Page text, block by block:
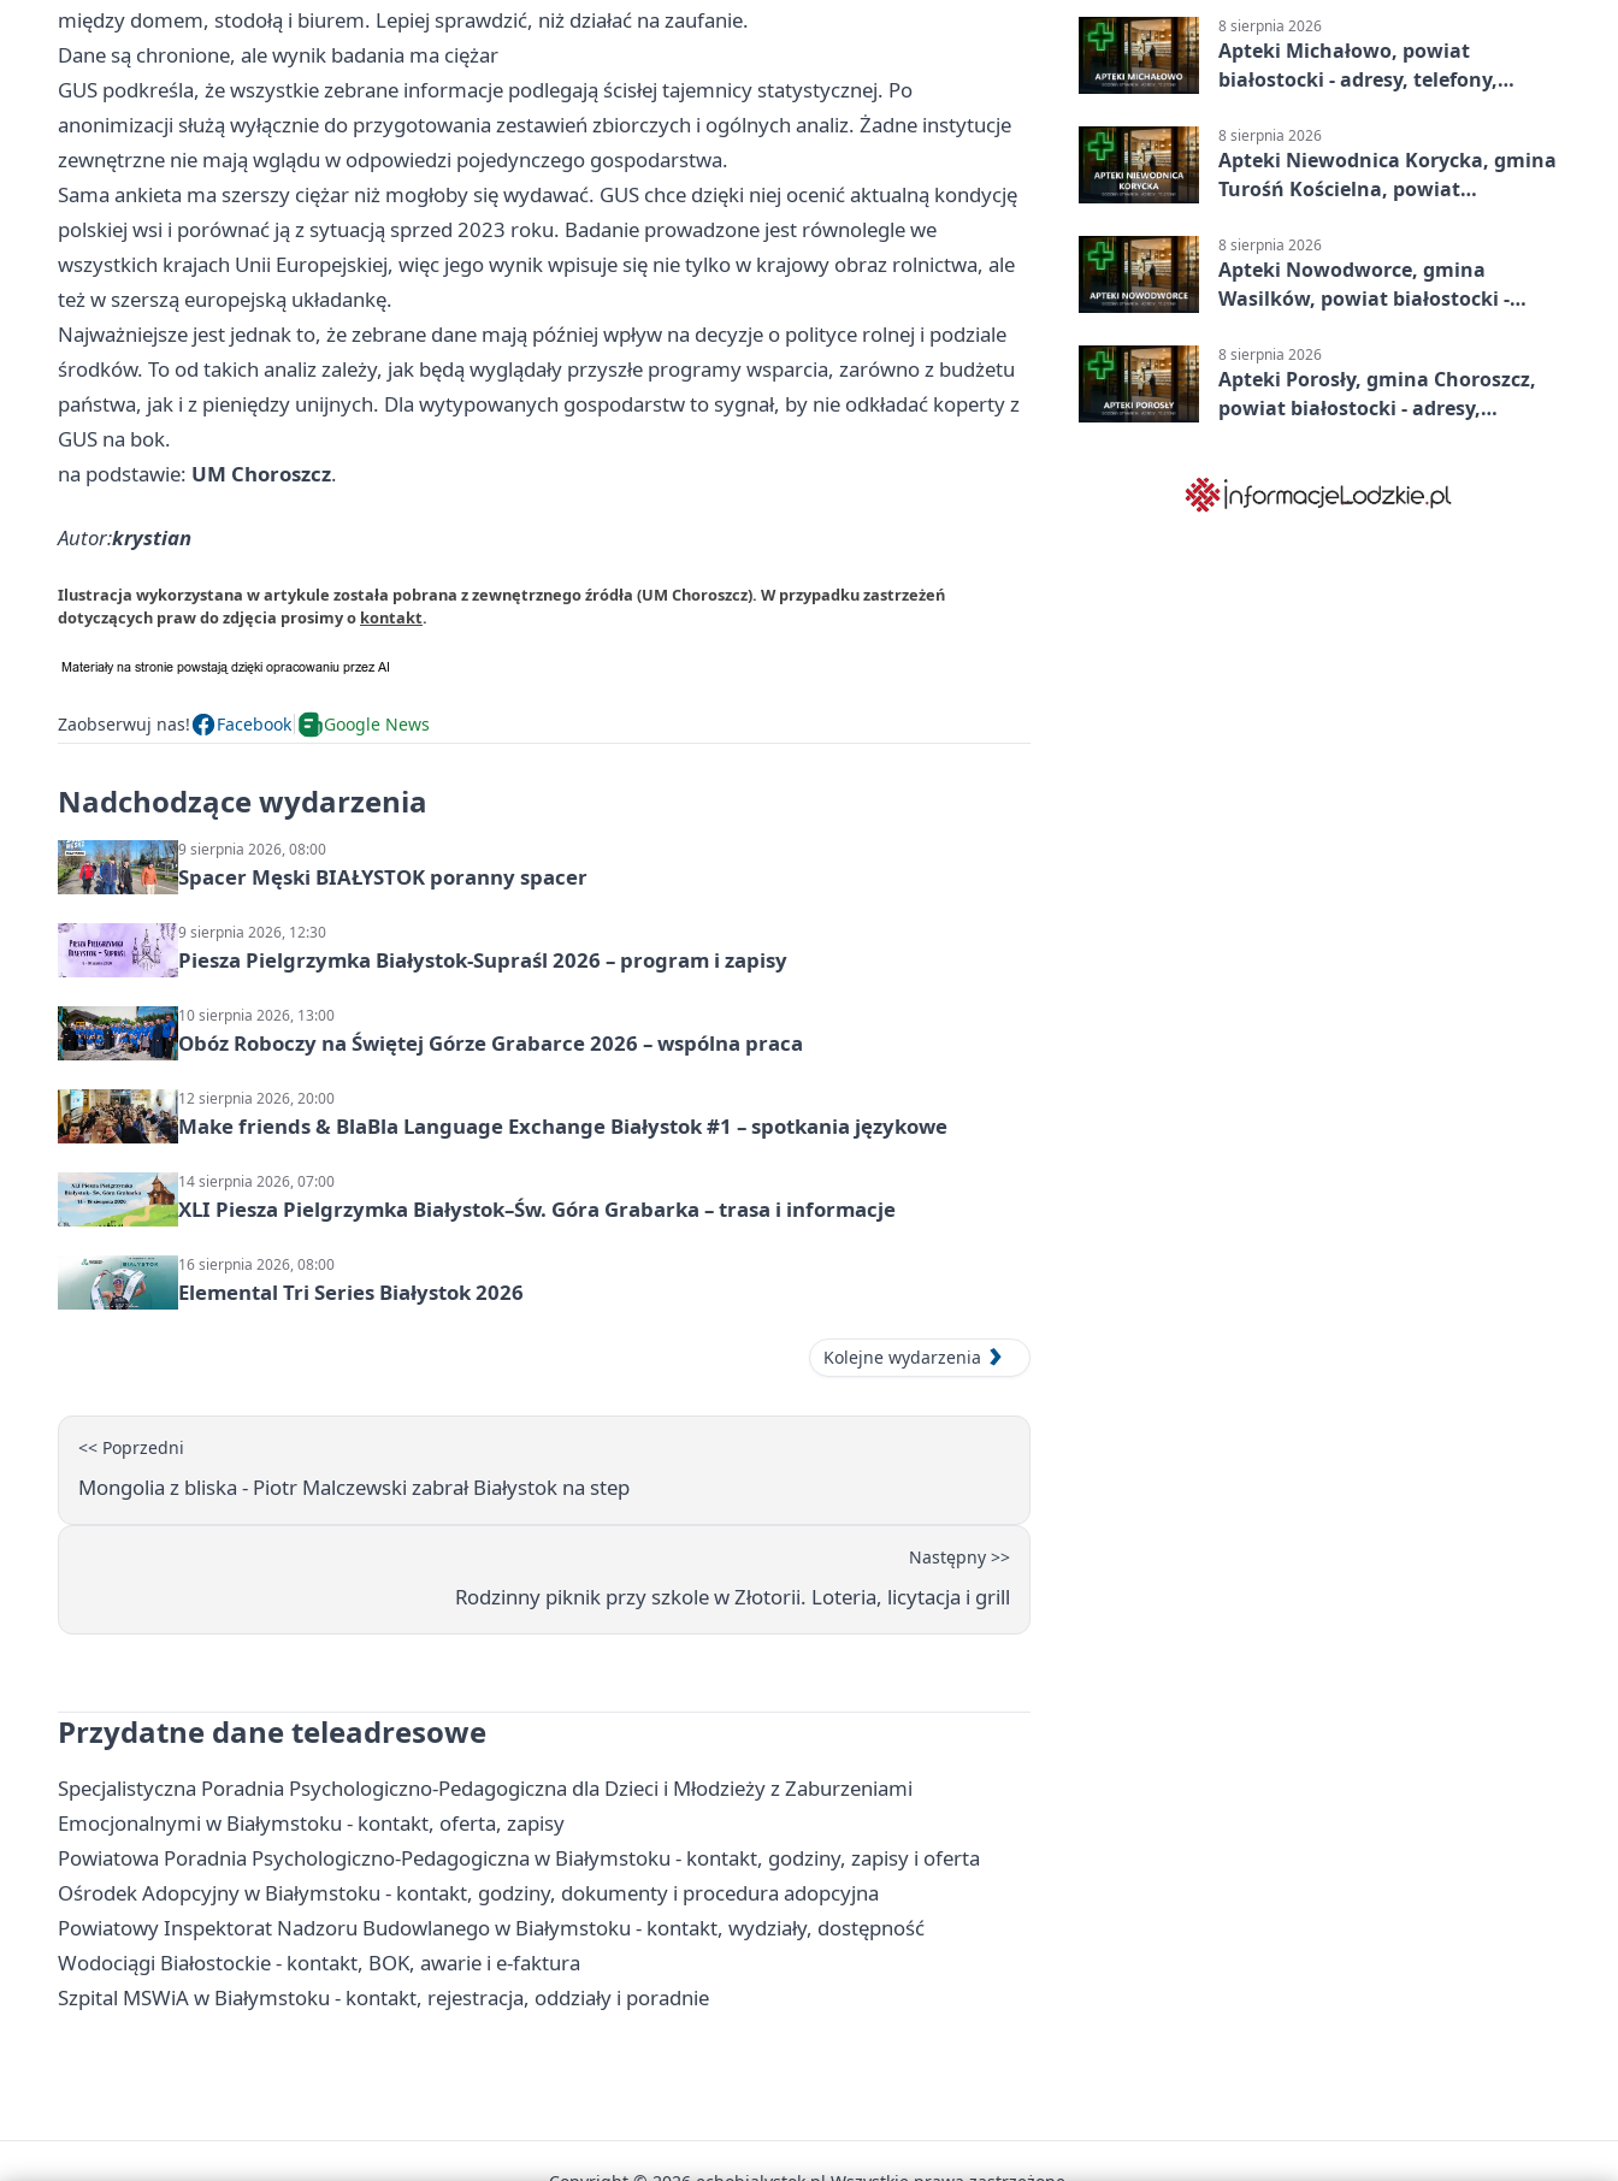
między domem, stodołą i biurem. Lepiej sprawdzić, niż działać na zaufanie.
Dane są chronione, ale wynik badania ma ciężar
GUS podkreśla, że wszystkie zebrane informacje podlegają ścisłej tajemnicy statystycznej. Po
anonimizacji służą wyłącznie do przygotowania zestawień zbiorczych i ogólnych analiz. Żadne instytucje
zewnętrzne nie mają wglądu w odpowiedzi pojedynczego gospodarstwa.
Sama ankieta ma szerszy ciężar niż mogłoby się wydawać. GUS chce dzięki niej ocenić aktualną kondycję
polskiej wsi i porównać ją z sytuacją sprzed 2023 roku. Badanie prowadzone jest równolegle we
wszystkich krajach Unii Europejskiej, więc jego wynik wpisuje się nie tylko w krajowy obraz rolnictwa, ale
też w szerszą europejską układankę.
Najważniejsze jest jednak to, że zebrane dane mają później wpływ na decyzje o polityce rolnej i podziale
środków. To od takich analiz zależy, jak będą wyglądały przyszłe programy wsparcia, zarówno z budżetu
państwa, jak i z pieniędzy unijnych. Dla wytypowanych gospodarstw to sygnał, by nie odkładać koperty z
GUS na bok.
na podstawie: UM Choroszcz.
Autor:krystian
Ilustracja wykorzystana w artykule została pobrana z zewnętrznego źródła (UM Choroszcz). W przypadku zastrzeżeń
dotyczących praw do zdjęcia prosimy o kontakt.
Zaobserwuj nas! Facebook Google News
Nadchodzące wydarzenia
9 sierpnia 2026, 08:00
Spacer Męski BIAŁYSTOK poranny spacer
9 sierpnia 2026, 12:30
Piesza Pielgrzymka Białystok-Supraśl 2026 – program i zapisy
10 sierpnia 2026, 13:00
Obóz Roboczy na Świętej Górze Grabarce 2026 – wspólna praca
12 sierpnia 2026, 20:00
Make friends & BlaBla Language Exchange Białystok #1 – spotkania językowe
14 sierpnia 2026, 07:00
XLI Piesza Pielgrzymka Białystok–Św. Góra Grabarka – trasa i informacje
16 sierpnia 2026, 08:00
Elemental Tri Series Białystok 2026
Kolejne wydarzenia
<< Poprzedni
Mongolia z bliska - Piotr Malczewski zabrał Białystok na step
Następny >>
Rodzinny piknik przy szkole w Złotorii. Loteria, licytacja i grill
Przydatne dane teleadresowe
Specjalistyczna Poradnia Psychologiczno-Pedagogiczna dla Dzieci i Młodzieży z Zaburzeniami
Emocjonalnymi w Białymstoku - kontakt, oferta, zapisy
Powiatowa Poradnia Psychologiczno-Pedagogiczna w Białymstoku - kontakt, godziny, zapisy i oferta
Ośrodek Adopcyjny w Białymstoku - kontakt, godziny, dokumenty i procedura adopcyjna
Powiatowy Inspektorat Nadzoru Budowlanego w Białymstoku - kontakt, wydziały, dostępność
Wodociągi Białostockie - kontakt, BOK, awarie i e-faktura
Szpital MSWiA w Białymstoku - kontakt, rejestracja, oddziały i poradnie
8 sierpnia 2026
Apteki Michałowo, powiat
białostocki - adresy, telefony,
8 sierpnia 2026
Apteki Niewodnica Korycka, gmina
Turośń Kościelna, powiat
godziny otwarcia
8 sierpnia 2026
Apteki Nowodworce, gmina
Wasilków, powiat białostocki -
8 sierpnia 2026
Apteki Porosły, gmina Choroszcz,
powiat białostocki - adresy,